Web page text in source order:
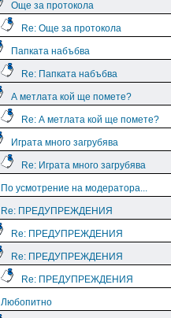
Още за протокола
Re: Още за протокола
Папката набъбва
Re: Папката набъбва
А метлата кой ще помете?
Re: А метлата кой ще помете?
Играта много загрубява
Re: Играта много загрубява
По усмотрение на модератора...
Re: ПРЕДУПРЕЖДЕНИЯ
Re: ПРЕДУПРЕЖДЕНИЯ
Re: ПРЕДУПРЕЖДЕНИЯ
Re: ПРЕДУПРЕЖДЕНИЯ
Любопитно